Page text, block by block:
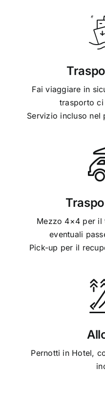
Fai viaggiare in
trasporto ci
Servizio incluso
Mezzo 4×4 per il
eventuali
Pick-up per il
Pernotti in Hotel,